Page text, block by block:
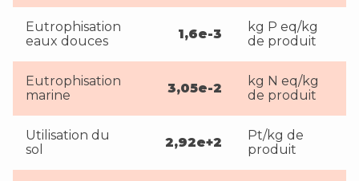
Eutrophisation
eaux douces
1,6e-3
kg P eq/kg
de produit
Eutrophisation
marine
3,05e-2
kg N eq/kg
de produit
Utilisation du
sol
2,92e+2
Pt/kg de
produit